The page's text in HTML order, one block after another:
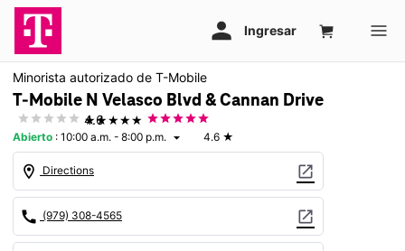
Minorista autorizado de T-Mobile
T-Mobile N Velasco Blvd & Cannan Drive
★★★★★
4.6
Abierto : 10:00 a.m. - 8:00 p.m. arrow_drop_down 4.6 ★
location_on Directions open_in_new
call (979) 308-4565 open_in_new